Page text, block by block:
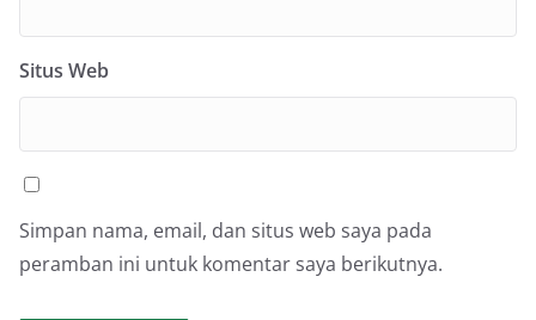
Situs Web
Simpan nama, email, dan situs web saya pada
peramban ini untuk komentar saya berikutnya.